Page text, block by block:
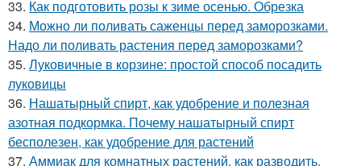
33. Как подготовить розы к зиме осенью. Обрезка
34. Можно ли поливать саженцы перед заморозками.
Надо ли поливать растения перед заморозками?
35. Луковичные в корзине: простой способ посадить
луковицы
36. Нашатырный спирт, как удобрение и полезная
азотная подкормка. Почему нашатырный спирт
бесполезен, как удобрение для растений
37. Аммиак для комнатных растений, как разводить.